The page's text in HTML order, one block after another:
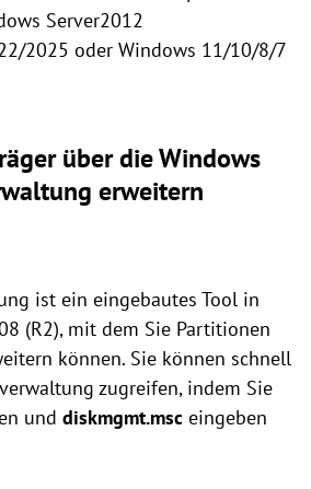
Server2012
2025 oder Windows 11/10/8/7
über die Windows
erweitern
ist ein eingebautes Tool in
(R2), mit dem Sie Partitionen
können. Sie können schnell
zugreifen, indem Sie
und diskmgmt.msc eingeben